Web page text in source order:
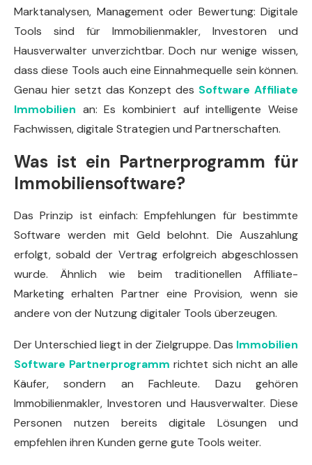
Marktanalysen, Management oder Bewertung: Digitale
Tools sind für Immobilienmakler, Investoren und
Hausverwalter unverzichtbar. Doch nur wenige wissen,
dass diese Tools auch eine Einnahmequelle sein können.
Genau hier setzt das Konzept des Software Affiliate
Immobilien an: Es kombiniert auf intelligente Weise
Fachwissen, digitale Strategien und Partnerschaften.
Was ist ein Partnerprogramm für
Immobiliensoftware?
Das Prinzip ist einfach: Empfehlungen für bestimmte
Software werden mit Geld belohnt. Die Auszahlung
erfolgt, sobald der Vertrag erfolgreich abgeschlossen
wurde. Ähnlich wie beim traditionellen Affiliate-
Marketing erhalten Partner eine Provision, wenn sie
andere von der Nutzung digitaler Tools überzeugen.
Der Unterschied liegt in der Zielgruppe. Das Immobilien
Software Partnerprogramm richtet sich nicht an alle
Käufer, sondern an Fachleute. Dazu gehören
Immobilienmakler, Investoren und Hausverwalter. Diese
Personen nutzen bereits digitale Lösungen und
empfehlen ihren Kunden gerne gute Tools weiter.